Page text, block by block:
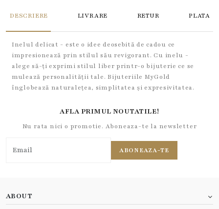
DESCRIERE LIVRARE RETUR PLATA
Inelul delicat - este o idee deosebită de cadou ce
impresionează prin stilul său revigorant. Cu inelu -
alege să-ți exprimi stilul liber printr-o bijuterie ce se
mulează personalității tale. Bijuteriile MyGold
înglobează naturalețea, simplitatea și expresivitatea.
AFLA PRIMUL NOUTATILE!
Nu rata nici o promotie. Aboneaza-te la newsletter
ABONEAZA-TE
ABOUT